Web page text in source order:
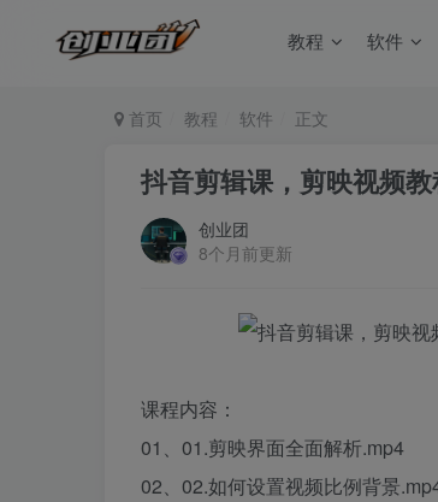
教程 软件
首页 教程 软件 正文
抖音剪辑课，剪映视频
创业团
8个月前更新
课程内容：
01、01.剪映界面全面解析.mp4
02、02.如何设置视频比例背景